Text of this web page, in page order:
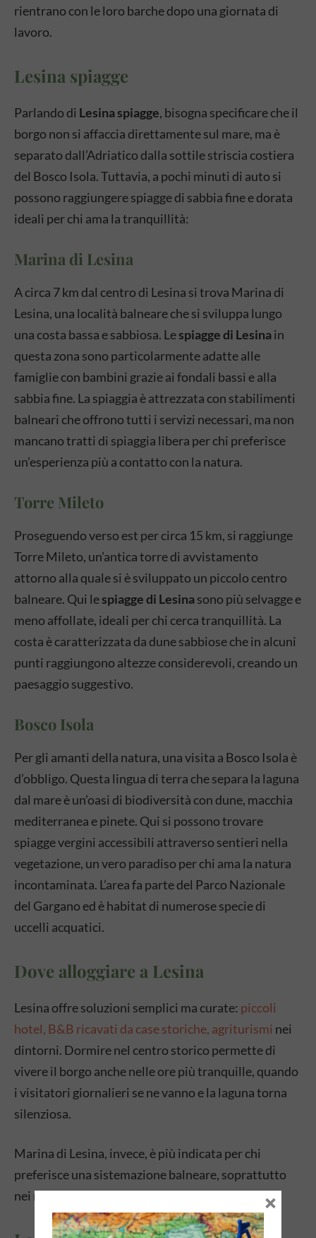
rientrano con le loro barche dopo una giornata di
lavoro.
Lesina spiagge
Parlando di Lesina spiagge, bisogna specificare che il
borgo non si affaccia direttamente sul mare, ma è
separato dall’Adriatico dalla sottile striscia costiera
del Bosco Isola. Tuttavia, a pochi minuti di auto si
possono raggiungere spiagge di sabbia fine e dorata
ideali per chi ama la tranquillità:
Marina di Lesina
A circa 7 km dal centro di Lesina si trova Marina di
Lesina, una località balneare che si sviluppa lungo
una costa bassa e sabbiosa. Lespiagge di Lesinain
questa zona sono particolarmente adatte alle
famiglie con bambini grazie ai fondali bassi e alla
sabbia fine. La spiaggia è attrezzata con stabilimenti
balneari che offrono tutti i servizi necessari, ma non
mancano tratti di spiaggia libera per chi preferisce
un’esperienza più a contatto con la natura.
Torre Mileto
Proseguendo verso est per circa 15 km, si raggiunge
Torre Mileto, un’antica torre di avvistamento
attorno alla quale si è sviluppato un piccolo centro
balneare. Qui lespiagge di Lesinasono più selvagge e
meno affollate, ideali per chi cerca tranquillità. La
costa è caratterizzata da dune sabbiose che in alcuni
punti raggiungono altezze considerevoli, creando un
paesaggio suggestivo.
Bosco Isola
Per gli amanti della natura, una visita a Bosco Isola è
d’obbligo. Questa lingua di terra che separa la laguna
dal mare è un’oasi di biodiversità con dune, macchia
mediterranea e pinete. Qui si possono trovare
spiagge vergini accessibili attraverso sentieri nella
vegetazione, un vero paradiso per chi ama la natura
incontaminata. L’area fa parte del Parco Nazionale
del Gargano ed è habitat di numerose specie di
uccelli acquatici.
Dove alloggiare a Lesina
Lesina offre soluzioni semplici ma curate: piccoli
hotel, B&B ricavati da case storiche, agriturismi nei
dintorni. Dormire nel centro storico permette di
vivere il borgo anche nelle ore più tranquille, quando
i visitatori giornalieri se ne vanno e la laguna torna
silenziosa.
Marina di Lesina, invece, è più indicata per chi
preferisce una sistemazione balneare, soprattutto
nei mesi estivi.
×